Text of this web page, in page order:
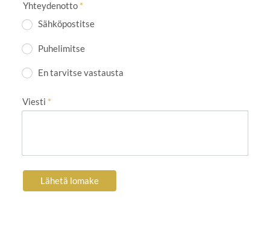
Yhteydenotto*
Sähköpostitse
Puhelimitse
En tarvitse vastausta
Viesti *
Lähetä lomake